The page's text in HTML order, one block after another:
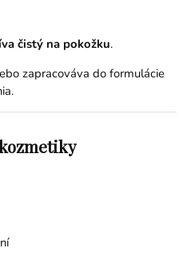
čistý na pokožku.
zapracováva do formulácie